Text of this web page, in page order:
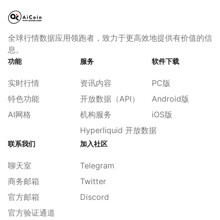
全球行情数据应用领跑者，致力于更高效地提供有价值的信
息。
功能
实时行情
特色功能
AI网格
服务
资讯内容
开放数据（API）
机构服务
Hyperliquid 开放数据
软件下载
PC版
Android版
iOS版
联系我们
聊天室
商务邮箱
官方邮箱
官方验证通道
加入社区
Telegram
Twitter
Discord